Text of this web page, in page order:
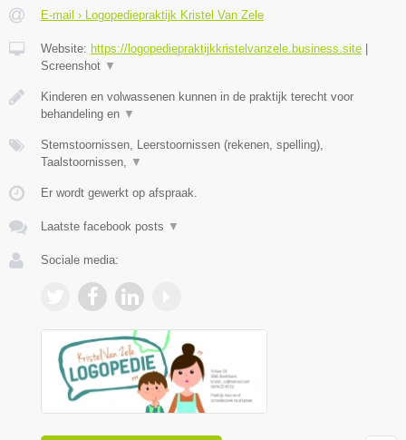
E-mail › Logopediepraktijk Kristel Van Zele
Website: https://logopediepraktijkkristelvanzele.business.site
Screenshot ▼
Kinderen en volwassenen kunnen in de praktijk terecht voor
behandeling en ▼
Stemstoornissen, Leerstoornissen (rekenen, spelling),
Taalstoornissen, ▼
Er wordt gewerkt op afspraak.
Laatste facebook posts ▼
Sociale media: